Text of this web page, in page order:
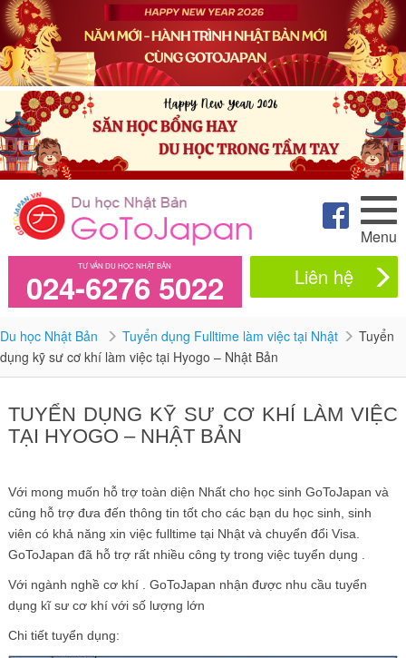
Menu
TƯ VẤN DU HỌC NHẬT BẢN
024-6276 5022 Liên hệ
Du học Nhật Bản Tuyển dụng Fulltime làm việc tại Nhật
Tuyển
dụng kỹ sư cơ khí làm việc tại Hyogo – Nhật Bản
TUYỂN DỤNG KỸ SƯ CƠ KHÍ LÀM VIỆC
TẠI HYOGO – NHẬT BẢN
Với mong muốn hỗ trợ toàn diện Nhất cho học sinh GoToJapan và
cũng hỗ trợ đưa đến thông tin tốt cho các bạn du học sinh, sinh
viên có khả năng xin việc fulltime tại Nhật và chuyển đổi Visa.
GoToJapan đã hỗ trợ rất nhiều công ty trong việc tuyển dụng .
Với ngành nghề cơ khí . GoToJapan nhận được nhu cầu tuyển
dụng kĩ sư cơ khí với số lượng lớn
Chi tiết tuyển dụng: